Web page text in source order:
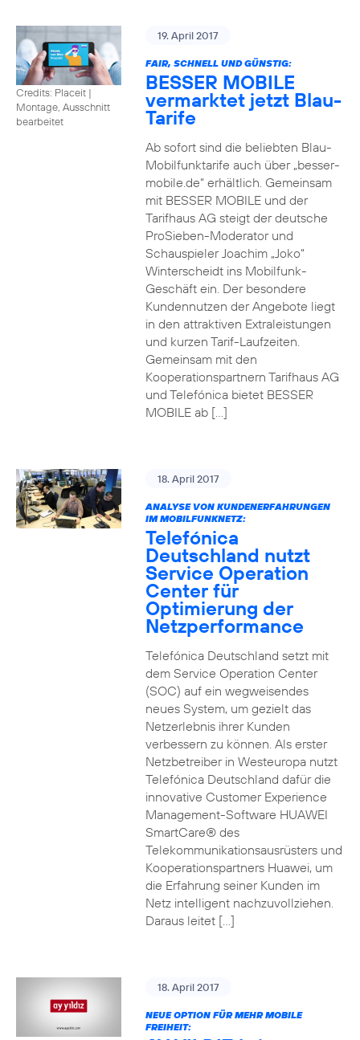
Credits: Placeit |
Montage, Ausschnitt
bearbeitet
19. April 2017
FAIR, SCHNELL UND GÜNSTIG:
BESSER MOBILE
vermarktet jetzt Blau-
Tarife
Ab sofort sind die beliebten Blau-
Mobilfunktarife auch über „besser-
mobile.de“ erhältlich. Gemeinsam
mit BESSER MOBILE und der
Tarifhaus AG steigt der deutsche
ProSieben-Moderator und
Schauspieler Joachim „Joko“
Winterscheidt ins Mobilfunk-
Geschäft ein. Der besondere
Kundennutzen der Angebote liegt
in den attraktiven Extraleistungen
und kurzen Tarif-Laufzeiten.
Gemeinsam mit den
Kooperationspartnern Tarifhaus AG
und Telefónica bietet BESSER
MOBILE ab […]
18. April 2017
ANALYSE VON KUNDENERFAHRUNGEN
IM MOBILFUNKNETZ:
Telefónica
Deutschland nutzt
Service Operation
Center für
Optimierung der
Netzperformance
Telefónica Deutschland setzt mit
dem Service Operation Center
(SOC) auf ein wegweisendes
neues System, um gezielt das
Netzerlebnis ihrer Kunden
verbessern zu können. Als erster
Netzbetreiber in Westeuropa nutzt
Telefónica Deutschland dafür die
innovative Customer Experience
Management-Software HUAWEI
SmartCare® des
Telekommunikationsausrüsters und
Kooperationspartners Huawei, um
die Erfahrung seiner Kunden im
Netz intelligent nachzuvollziehen.
Daraus leitet […]
18. April 2017
NEUE OPTION FÜR MEHR MOBILE
FREIHEIT: